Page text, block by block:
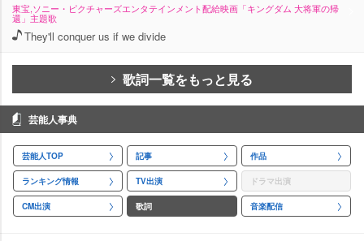
東宝,ソニー・ピクチャーズエンタテインメント配給映画「キングダム 大将軍の帰
還」主題歌
They'll conquer us if we divide
歌詞一覧をもっと見る
芸能人事典
芸能人TOP 記事 作品
ランキング情報 TV出演 ドラマ出演
CM出演 歌詞 音楽配信